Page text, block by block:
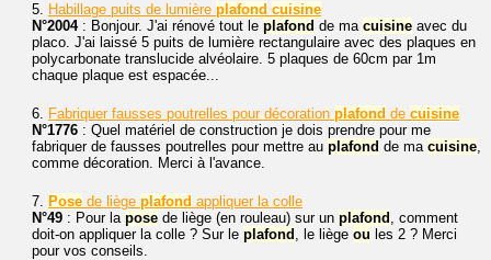
5. Habillage puits de lumière plafond cuisine
N°2004: Bonjour. J'ai rénové tout le plafond de ma cuisine avec du
placo. J'ai laissé 5 puits de lumière rectangulaire avec des plaques en
polycarbonate translucide alvéolaire. 5 plaques de 60cm par 1m
chaque plaque est espacée...
6. Fabriquer fausses poutrelles pour décoration plafond de cuisine
N°1776 : Quel matériel de construction je dois prendre pour me
fabriquer de fausses poutrelles pour mettre au plafond de ma cuisine,
comme décoration. Merci à l'avance.
7. Pose de liège plafond appliquer la colle
N°49 : Pour la pose de liège (en rouleau) sur un plafond , comment
doit-on appliquer la colle ? Sur le plafond , le liège ou les 2 ? Merci
pour vos conseils.